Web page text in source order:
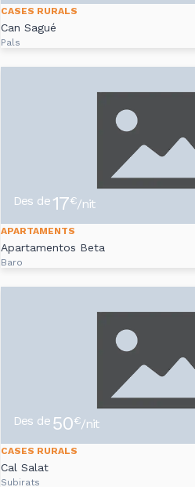
CASES RURALS
Can Sagué
Pals
Des de 17€/nit
APARTAMENTS
Apartamentos Beta
Baro
Des de 50€/nit
CASES RURALS
Cal Salat
Subirats